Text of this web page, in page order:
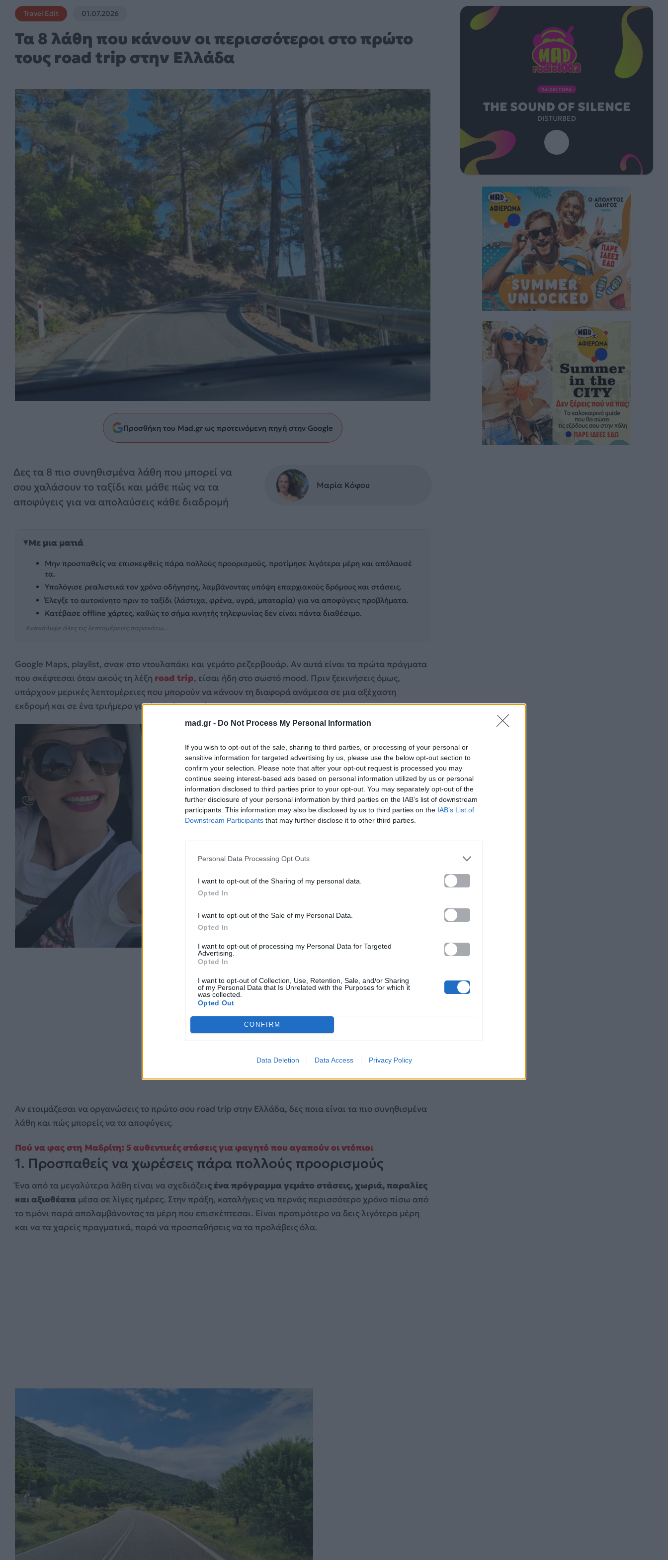
mad.gr - Do Not Process My Personal Information
If you wish to opt-out of the sale, sharing to third parties, or processing of your personal or
sensitive information for targeted advertising by us, please use the below opt-out section to
confirm your selection. Please note that after your opt-out request is processed you may
continue seeing interest-based ads based on personal information utilized by us or personal
information disclosed to third parties prior to your opt-out. You may separately opt-out of the
further disclosure of your personal information by third parties on the IAB’s list of downstream
participants. This information may also be disclosed by us to third parties on the IAB’s List of
Downstream Participants that may further disclose it to other third parties.
Personal Data Processing Opt Outs
I want to opt-out of the Sharing of my personal data.
Opted In
I want to opt-out of the Sale of my Personal Data.
Opted In
I want to opt-out of processing my Personal Data for Targeted
Advertising.
Opted In
I want to opt-out of Collection, Use, Retention, Sale, and/or Sharing
of my Personal Data that Is Unrelated with the Purposes for which it
was collected.
Opted Out
CONFIRM
Data Deletion Data Access Privacy Policy
Travel Edit 01.07.2026
Τα 8 λάθη που κάνουν οι περισσότεροι στο πρώτο
τους road trip στην Ελλάδα
Προσθήκη του Mad.gr ως προτεινόμενη πηγή στην Google
Δες τα 8 πιο συνηθισμένα λάθη που μπορεί να
σου χαλάσουν το ταξίδι και μάθε πώς να τα
αποφύγεις για να απολαύσεις κάθε διαδρομή
Μαρία Κόφου
Με μια ματιά
Μην προσπαθείς να επισκεφθείς πάρα πολλούς προορισμούς, προτίμησε λιγότερα μέρη και απόλαυσέ
τα.
Υπολόγισε ρεαλιστικά τον χρόνο οδήγησης, λαμβάνοντας υπόψη επαρχιακούς δρόμους και στάσεις.
Έλεγξε το αυτοκίνητο πριν το ταξίδι (λάστιχα, φρένα, υγρά, μπαταρία) για να αποφύγεις προβλήματα.
Κατέβασε offline χάρτες, καθώς το σήμα κινητής τηλεφωνίας δεν είναι πάντα διαθέσιμο.
Ανακάλυψε όλες τις λεπτομέρειες παρακάτω...
Google Maps, playlist, σνακ στο ντουλαπάκι και γεμάτο ρεζερβουάρ. Αν αυτά είναι τα πρώτα πράγματα
που σκέφτεσαι όταν ακούς τη λέξη road trip, είσαι ήδη στο σωστό mood. Πριν ξεκινήσεις όμως,
υπάρχουν μερικές λεπτομέρειες που μπορούν να κάνουν τη διαφορά ανάμεσα σε μια αξέχαστη
εκδρομή και σε ένα τριήμερο γεμάτο ταλαιπωρία.
Αν ετοιμάζεσαι να οργανώσεις το πρώτο σου road trip στην Ελλάδα, δες ποια είναι τα πιο συνηθισμένα
λάθη και πώς μπορείς να τα αποφύγεις.
Πού να φας στη Μαδρίτη: 5 αυθεντικές στάσεις για φαγητό που αγαπούν οι ντόπιοι
1. Προσπαθείς να χωρέσεις πάρα πολλούς προορισμούς
Ένα από τα μεγαλύτερα λάθη είναι να σχεδιάζεις ένα πρόγραμμα γεμάτο στάσεις, χωριά, παραλίες
και αξιοθέατα μέσα σε λίγες ημέρες. Στην πράξη, καταλήγεις να περνάς περισσότερο χρόνο πίσω από
το τιμόνι παρά απολαμβάνοντας τα μέρη που επισκέπτεσαι. Είναι προτιμότερο να δεις λιγότερα μέρη
και να τα χαρείς πραγματικά, παρά να προσπαθήσεις να τα προλάβεις όλα.
ΠΑΙΖΕΙ ΤΩΡΑ
THE SOUND OF SILENCE
DISTURBED